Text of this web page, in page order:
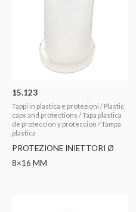
15.123
Tappi in plastica e protezioni / Plastic
caps and protections / Tapa plastica
de proteccion y proteccion / Tampa
plastica
PROTEZIONE INIETTORI Ø
8×16 MM